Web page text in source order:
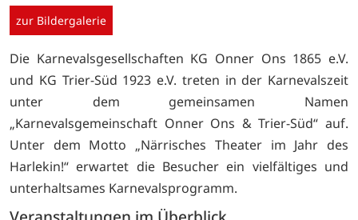
zur Bildergalerie
Die Karnevalsgesellschaften KG Onner Ons 1865 e.V.
und KG Trier-Süd 1923 e.V. treten in der Karnevalszeit
unter dem gemeinsamen Namen
„Karnevalsgemeinschaft Onner Ons & Trier-Süd“ auf.
Unter dem Motto „Närrisches Theater im Jahr des
Harlekin!“ erwartet die Besucher ein vielfältiges und
unterhaltsames Karnevalsprogramm.